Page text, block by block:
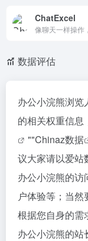
ChatExcel
数据评估
办公小浣熊浏
的相关权重信息
""Chinaz数据
议大家请以爱站
办公小浣熊的访
户体验等；当
根据您自身的需
办公小浣熊的站